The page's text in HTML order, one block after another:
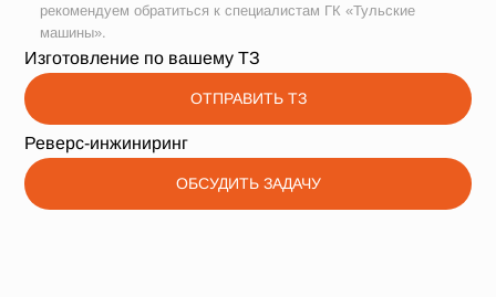
рекомендуем обратиться к специалистам ГК «Тульские
машины».
Изготовление по вашему ТЗ
ОТПРАВИТЬ ТЗ
Реверс-инжиниринг
ОБСУДИТЬ ЗАДАЧУ